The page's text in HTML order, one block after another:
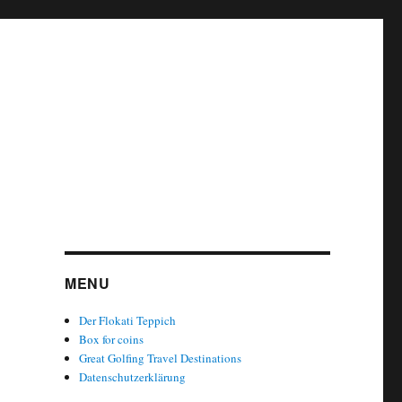
MENU
Der Flokati Teppich
Box for coins
Great Golfing Travel Destinations
Datenschutzerklärung